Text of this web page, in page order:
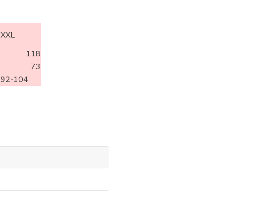
XXL
118
73
92-104